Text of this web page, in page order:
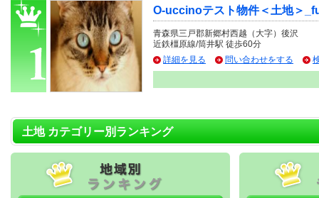
O-uccinoテスト物件＜土地＞
青森県三戸郡新郷村西越（大字）後沢
近鉄橿原線/筒井駅 徒歩60分
詳細を見る
問い合わせをする
土地 カテゴリー別ランキング